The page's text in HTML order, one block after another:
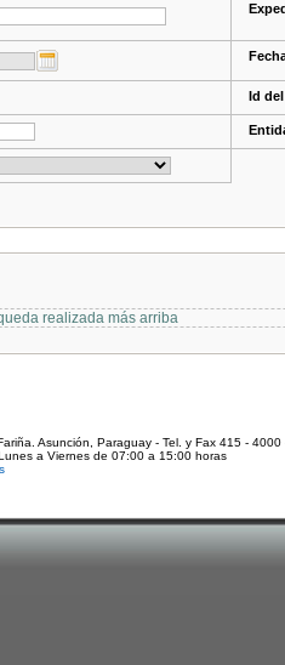
Id
realizada más arriba
Asunción, Paraguay - Tel. y Fax 415 -
a Viernes de 07:00 a 15:00 horas